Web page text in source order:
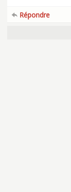
Répondre